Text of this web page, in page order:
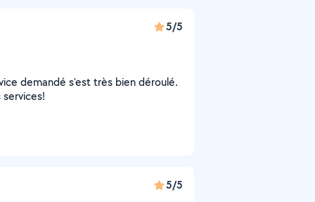
5/5
demandé s'est très bien déroulé.
5/5